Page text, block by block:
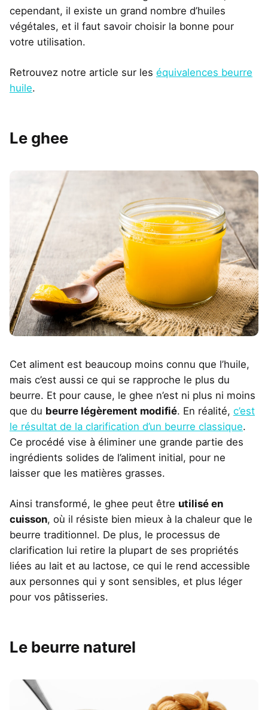
cependant, il existe un grand nombre d’huiles
végétales, et il faut savoir choisir la bonne pour
votre utilisation.
Retrouvez notre article sur les équivalences beurre
huile.
Le ghee
Cet aliment est beaucoup moins connu que l’huile,
mais c’est aussi ce qui se rapproche le plus du
beurre. Et pour cause, le ghee n’est ni plus ni moins
que du beurre légèrement modifié. En réalité, c’est
le résultat de la clarification d’un beurre classique.
Ce procédé vise à éliminer une grande partie des
ingrédients solides de l’aliment initial, pour ne
laisser que les matières grasses.
Ainsi transformé, le ghee peut être utilisé en
cuisson, où il résiste bien mieux à la chaleur que le
beurre traditionnel. De plus, le processus de
clarification lui retire la plupart de ses propriétés
liées au lait et au lactose, ce qui le rend accessible
aux personnes qui y sont sensibles, et plus léger
pour vos pâtisseries.
Le beurre naturel